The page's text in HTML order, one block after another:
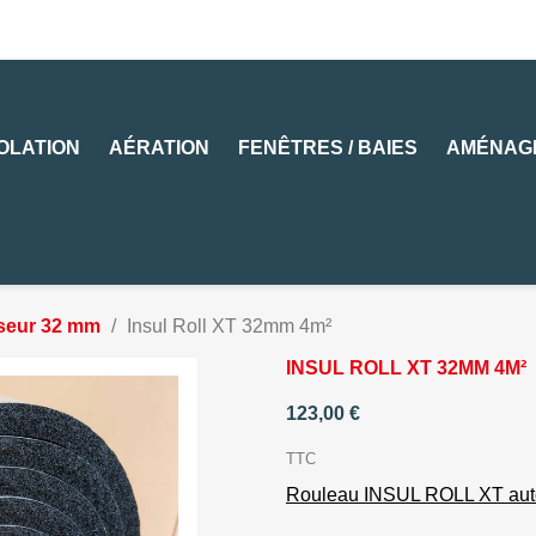
AÉRATION FENÊTRES / BAIES
32 mm Insul Roll XT 32mm 4m²
INSUL ROLL XT 32MM 4M²
123,00 €
TTC
Rouleau INSUL ROLL XT